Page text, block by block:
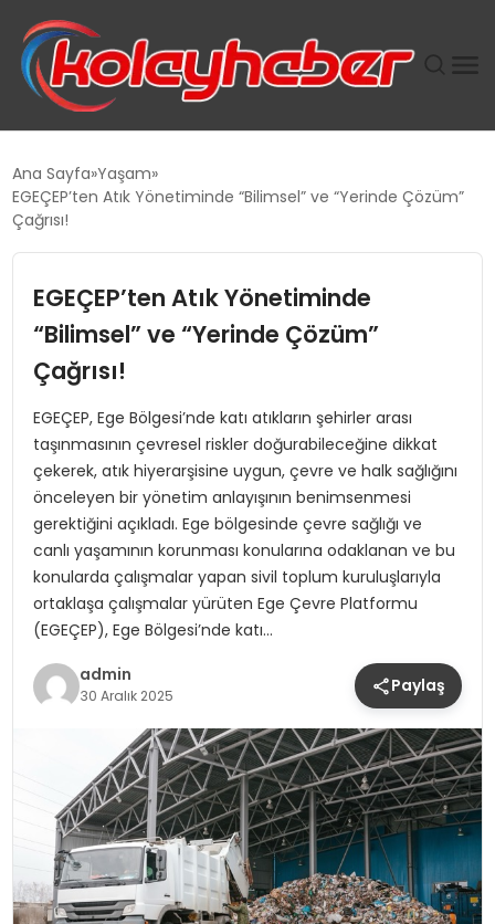
SUWEN’IN İSTIHDAM MODELI EKONOMIDE KADIN
TANYER YAPI ZEMIN MÜHENDISLIĞINDE HEDEF
BÜYÜTTÜ
TOROSLAR’DA PAZAR GERGİNLİĞİ!
Ana Sayfa Yaşam
EGEÇEP’ten Atık Yönetiminde “Bilimsel” ve “Yerinde Çözüm”
Çağrısı!
EGEÇEP’ten Atık Yönetiminde
“Bilimsel” ve “Yerinde Çözüm”
Çağrısı!
EGEÇEP, Ege Bölgesi’nde katı atıkların şehirler arası
taşınmasının çevresel riskler doğurabileceğine dikkat
çekerek, atık hiyerarşisine uygun, çevre ve halk sağlığını
önceleyen bir yönetim anlayışının benimsenmesi
gerektiğini açıkladı. Ege bölgesinde çevre sağlığı ve
canlı yaşamının korunması konularına odaklanan ve bu
konularda çalışmalar yapan sivil toplum kuruluşlarıyla
ortaklaşa çalışmalar yürüten Ege Çevre Platformu
(EGEÇEP), Ege Bölgesi’nde katı…
admin
30 Aralık 2025 Paylaş